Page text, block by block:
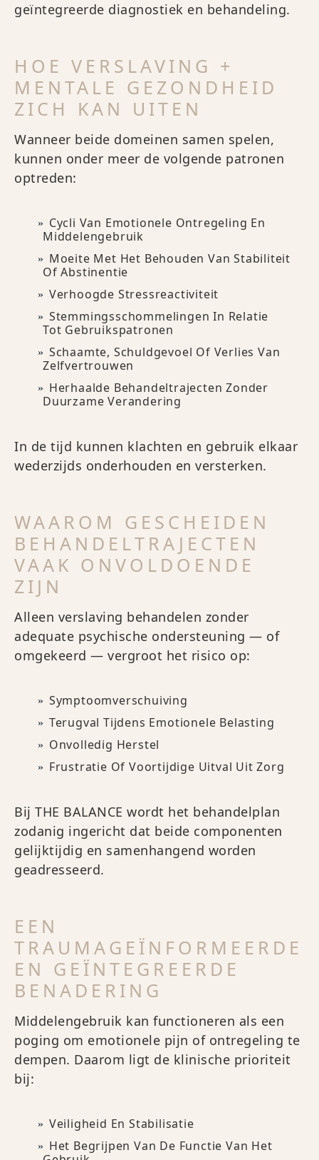
geïntegreerde diagnostiek en behandeling.
HOE VERSLAVING +
MENTALE GEZONDHEID
ZICH KAN UITEN
Wanneer beide domeinen samen spelen,
kunnen onder meer de volgende patronen
optreden:
Cycli Van Emotionele Ontregeling En
Middelengebruik
Moeite Met Het Behouden Van Stabiliteit
Of Abstinentie
Verhoogde Stressreactiviteit
Stemmingsschommelingen In Relatie
Tot Gebruikspatronen
Schaamte, Schuldgevoel Of Verlies Van
Zelfvertrouwen
Herhaalde Behandeltrajecten Zonder
Duurzame Verandering
In de tijd kunnen klachten en gebruik elkaar
wederzijds onderhouden en versterken.
WAAROM GESCHEIDEN
BEHANDELTRAJECTEN
VAAK ONVOLDOENDE
ZIJN
Alleen verslaving behandelen zonder
adequate psychische ondersteuning — of
omgekeerd — vergroot het risico op:
Symptoomverschuiving
Terugval Tijdens Emotionele Belasting
Onvolledig Herstel
Frustratie Of Voortijdige Uitval Uit Zorg
Bij THE BALANCE wordt het behandelplan
zodanig ingericht dat beide componenten
gelijktijdig en samenhangend worden
geadresseerd.
EEN
TRAUMAGEÏNFORMEERDE
EN GEÏNTEGREERDE
BENADERING
Middelengebruik kan functioneren als een
poging om emotionele pijn of ontregeling te
dempen. Daarom ligt de klinische prioriteit
bij:
Veiligheid En Stabilisatie
Het Begrijpen Van De Functie Van Het